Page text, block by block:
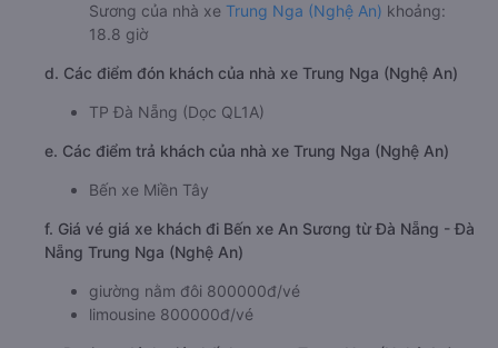
Sương của nhà xe Trung Nga (Nghệ An) khoảng:
18.8 giờ
d. Các điểm đón khách của nhà xe Trung Nga (Nghệ An)
TP Đà Nẵng (Dọc QL1A)
e. Các điểm trả khách của nhà xe Trung Nga (Nghệ An)
Bến xe Miền Tây
f. Giá vé giá xe khách đi Bến xe An Sương từ Đà Nẵng - Đà
Nẵng Trung Nga (Nghệ An)
giường nằm đôi 800000đ/vé
limousine 800000đ/vé